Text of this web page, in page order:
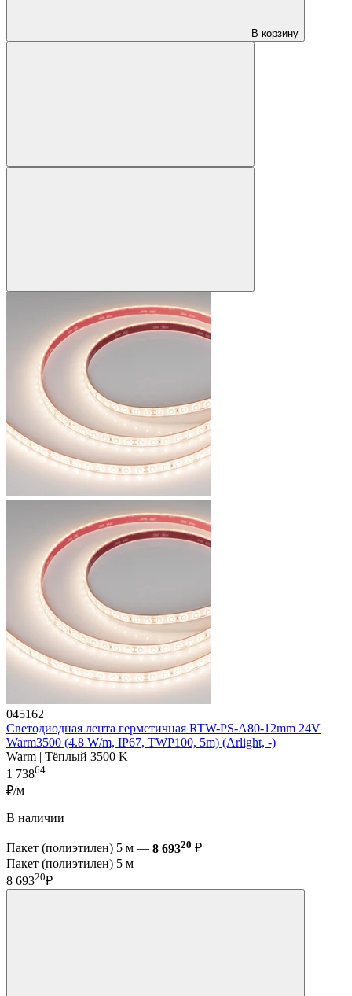
В корзину
045162
Светодиодная лента герметичная RTW-PS-A80-12mm 24V
Warm3500 (4.8 W/m, IP67, TWP100, 5m) (Arlight, -)
Warm | Тёплый 3500 K
1 73864
₽/м
В наличии
Пакет (полиэтилен) 5 м — 8 69320 ₽
Пакет (полиэтилен) 5 м
8 69320₽